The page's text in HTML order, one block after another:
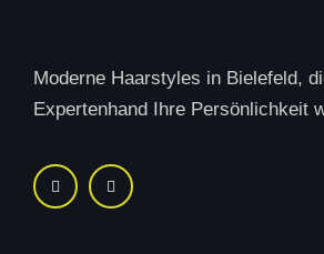
Moderne Haarstyles in Bielefeld,
Expertenhand Ihre Persönlichkeit